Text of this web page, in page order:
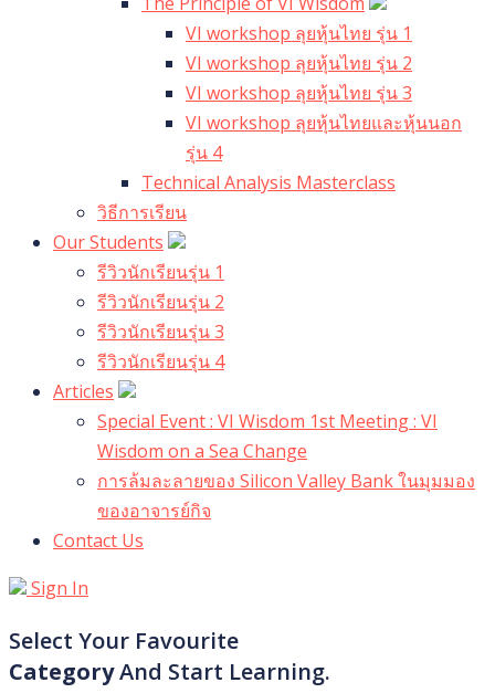
VI workshop ลุยหุ้นไทย รุ่น 1
VI workshop ลุยหุ้นไทย รุ่น 2
VI workshop ลุยหุ้นไทย รุ่น 3
VI workshop ลุยหุ้นไทยและหุ้นนอก
รุ่น 4
Technical Analysis Masterclass
วิธีการเรียน
Our Students
รีวิวนักเรียนรุ่น 1
รีวิวนักเรียนรุ่น 2
รีวิวนักเรียนรุ่น 3
รีวิวนักเรียนรุ่น 4
Articles
Special Event : VI Wisdom 1st Meeting : VI
Wisdom on a Sea Change
การล้มละลายของ Silicon Valley Bank ในมุมมอง
ของอาจารย์กิจ
Contact Us
Sign In
Select Your Favourite
CategoryAnd Start Learning.